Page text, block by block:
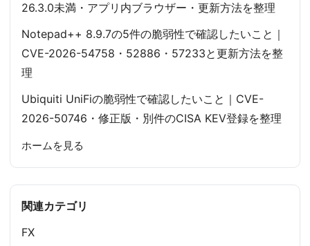
26.3.0未満・アプリ内ブラウザー・更新方法を整理
Notepad++ 8.9.7の5件の脆弱性で確認したいこと｜
CVE-2026-54758・52886・57233と更新方法を整
理
Ubiquiti UniFiの脆弱性で確認したいこと｜CVE-
2026-50746・修正版・別件のCISA KEV登録を整理
ホームを見る
関連カテゴリ
FX